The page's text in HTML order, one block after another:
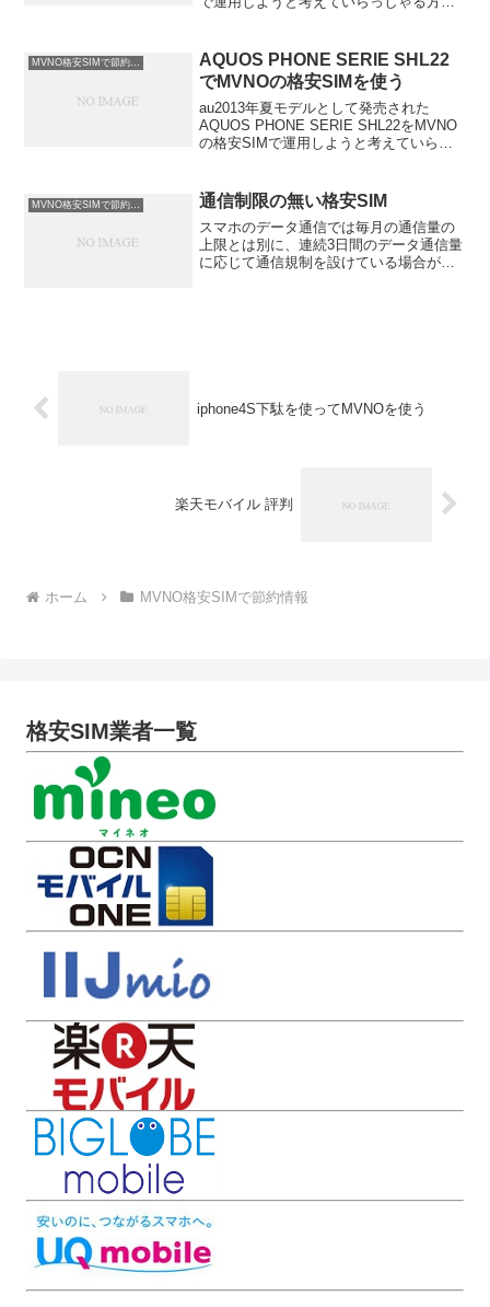
イズで片手での操作もしやすく...
MVNO格安SIMで節約情報
AQUOS PHONE SERIE SHL22
でMVNOの格安SIMを使う
au2013年夏モデルとして発売された
AQUOS PHONE SERIE SHL22をMVNO
の格安SIMで運用しようと考えていらっ
ZETA SH-06Eの兄弟...
MVNO格安SIMで節約情報 通信制限の無い格安SIM
スマホのデータ通信では毎月の通信量の
上限とは別に、連続3日間のデータ通信量
に応じて通信規制を設けている場合が多
iphone4S下駄を使ってMVNOを使う
楽天モバイル 評判
ホーム MVNO格安SIMで節約情報
格安SIM業者一覧